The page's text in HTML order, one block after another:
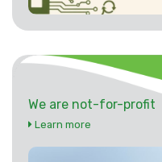
We are not-for-profit
Learn more